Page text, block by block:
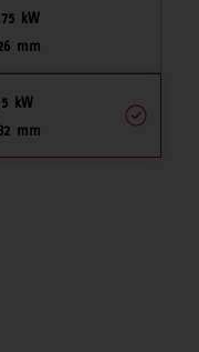
kW
mm
kW
mm